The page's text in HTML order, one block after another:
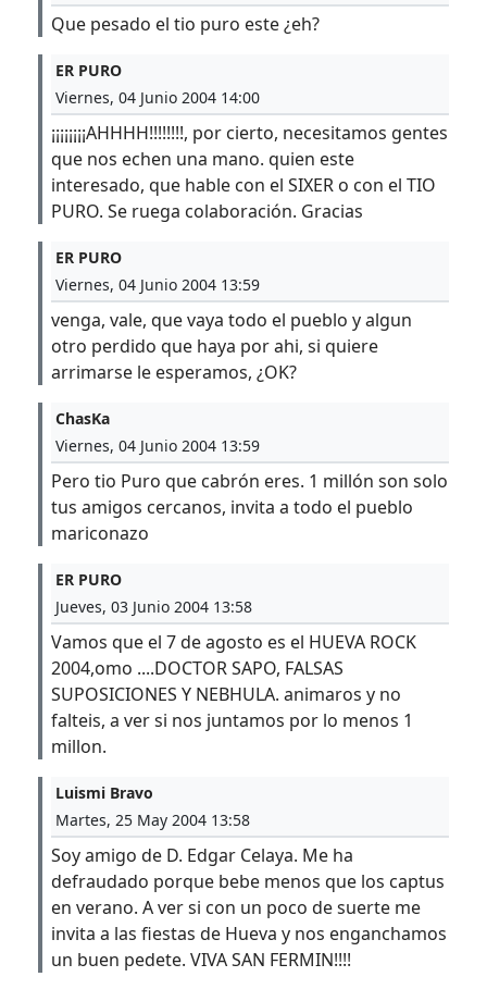
Que pesado el tio puro este ¿eh?
ER PURO
Viernes, 04 Junio 2004 14:00
¡¡¡¡¡¡¡¡AHHHH!!!!!!!!, por cierto, necesitamos gentes
que nos echen una mano. quien este
interesado, que hable con el SIXER o con el TIO
PURO. Se ruega colaboración. Gracias
ER PURO
Viernes, 04 Junio 2004 13:59
venga, vale, que vaya todo el pueblo y algun
otro perdido que haya por ahi, si quiere
arrimarse le esperamos, ¿OK?
ChasKa
Viernes, 04 Junio 2004 13:59
Pero tio Puro que cabrón eres. 1 millón son solo
tus amigos cercanos, invita a todo el pueblo
mariconazo
ER PURO
Jueves, 03 Junio 2004 13:58
Vamos que el 7 de agosto es el HUEVA ROCK
2004,omo ....DOCTOR SAPO, FALSAS
SUPOSICIONES Y NEBHULA. animaros y no
falteis, a ver si nos juntamos por lo menos 1
millon.
Luismi Bravo
Martes, 25 May 2004 13:58
Soy amigo de D. Edgar Celaya. Me ha
defraudado porque bebe menos que los captus
en verano. A ver si con un poco de suerte me
invita a las fiestas de Hueva y nos enganchamos
un buen pedete. VIVA SAN FERMIN!!!!